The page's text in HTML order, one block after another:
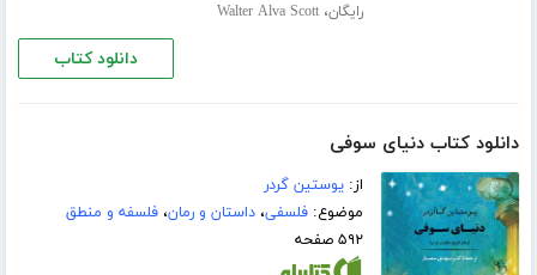
رایگان،Walter Alva Scott
دانلود کتاب
دانلود کتاب دنیای سوفی
از:یوستین گردر
موضوع:فلسفی،داستان و رمان،فلسفه و منطق
۵۹۲ صفحه